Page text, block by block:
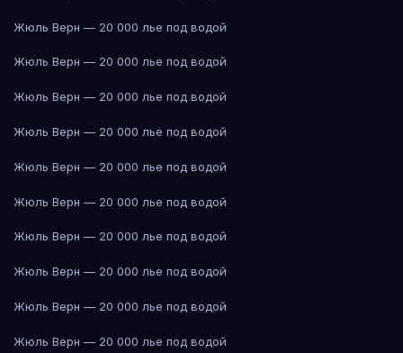
Жюль Верн — 20 000 лье под водой
Жюль Верн — 20 000 лье под водой
Жюль Верн — 20 000 лье под водой
Жюль Верн — 20 000 лье под водой
Жюль Верн — 20 000 лье под водой
Жюль Верн — 20 000 лье под водой
Жюль Верн — 20 000 лье под водой
Жюль Верн — 20 000 лье под водой
Жюль Верн — 20 000 лье под водой
Жюль Верн — 20 000 лье под водой